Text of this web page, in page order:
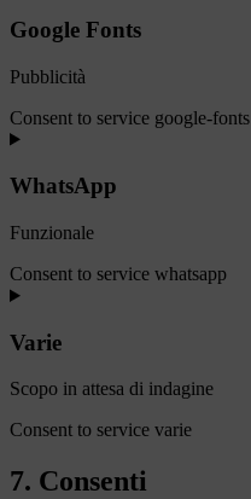
Google Fonts
Pubblicità
Consent to service google-fonts
WhatsApp
Funzionale
Consent to service whatsapp
Varie
Scopo in attesa di indagine
Consent to service varie
7. Consenti